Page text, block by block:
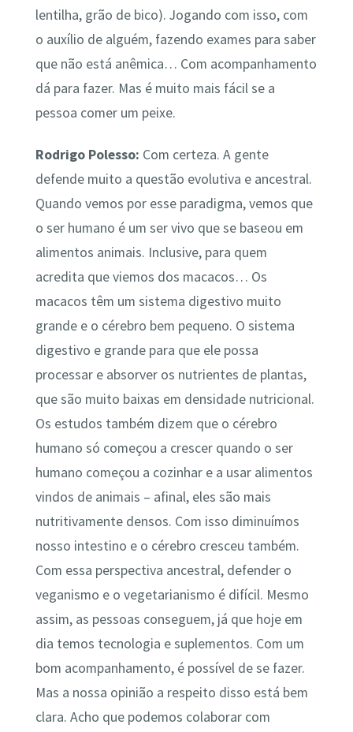
lentilha, grão de bico). Jogando com isso, com
o auxílio de alguém, fazendo exames para saber
que não está anêmica… Com acompanhamento
dá para fazer. Mas é muito mais fácil se a
pessoa comer um peixe.
Rodrigo Polesso: Com certeza. A gente
defende muito a questão evolutiva e ancestral.
Quando vemos por esse paradigma, vemos que
o ser humano é um ser vivo que se baseou em
alimentos animais. Inclusive, para quem
acredita que viemos dos macacos… Os
macacos têm um sistema digestivo muito
grande e o cérebro bem pequeno. O sistema
digestivo e grande para que ele possa
processar e absorver os nutrientes de plantas,
que são muito baixas em densidade nutricional.
Os estudos também dizem que o cérebro
humano só começou a crescer quando o ser
humano começou a cozinhar e a usar alimentos
vindos de animais – afinal, eles são mais
nutritivamente densos. Com isso diminuímos
nosso intestino e o cérebro cresceu também.
Com essa perspectiva ancestral, defender o
veganismo e o vegetarianismo é difícil. Mesmo
assim, as pessoas conseguem, já que hoje em
dia temos tecnologia e suplementos. Com um
bom acompanhamento, é possível de se fazer.
Mas a nossa opinião a respeito disso está bem
clara. Acho que podemos colaborar com